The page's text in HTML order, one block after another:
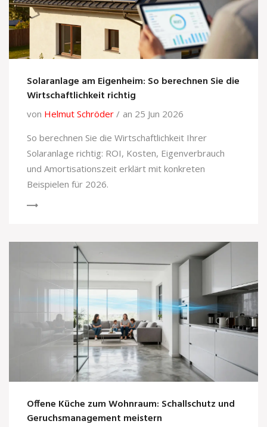
Solaranlage am Eigenheim: So berechnen Sie die
Wirtschaftlichkeit richtig
von Helmut Schröder
an 25 Jun 2026
So berechnen Sie die Wirtschaftlichkeit Ihrer
Solaranlage richtig: ROI, Kosten, Eigenverbrauch
und Amortisationszeit erklärt mit konkreten
Beispielen für 2026.
Offene Küche zum Wohnraum: Schallschutz und
Geruchsmanagement meistern